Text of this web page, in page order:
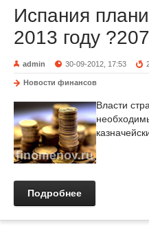
Испания
2013 году
admin 30-09-2012, 17:53
Новости финансов
Власти
Подробнее